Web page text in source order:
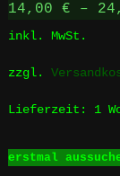
14,00 € –
inkl. MwSt.
zzgl.
Lieferzeit: 1
erstmal